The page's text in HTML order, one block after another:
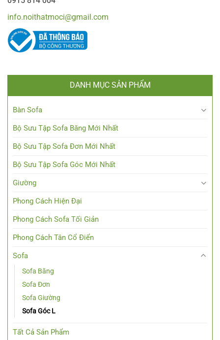
info.noithatmoci@gmail.com
DANH MỤC SẢN PHẨM
Bàn Sofa
Bộ Sưu Tập Sofa Băng Mới Nhất
Bộ Sưu Tập Sofa Đơn Mới Nhất
Bộ Sưu Tập Sofa Góc Mới Nhất
Giường
Phong Cách Hiện Đại
Phong Cách Sofa Tối Giản
Phong Cách Tân Cổ Điển
Sofa
Sofa Băng
Sofa Đơn
Sofa Giường
Sofa Góc L
Tất Cả Sản Phẩm